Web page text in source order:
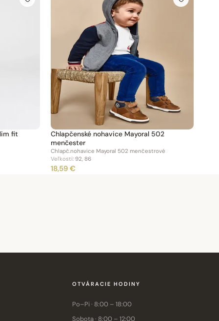
fit
Chlapčenské nohavice Mayoral 502
menčester
Chlapč.nohavice Mayoral 502 menčestrové
Veľkosti:92, 86
18,59 €
OTVÁRACIE HODINY
Po–Pi · 8:00 – 18:00
Sobota · 8:00 – 12:00